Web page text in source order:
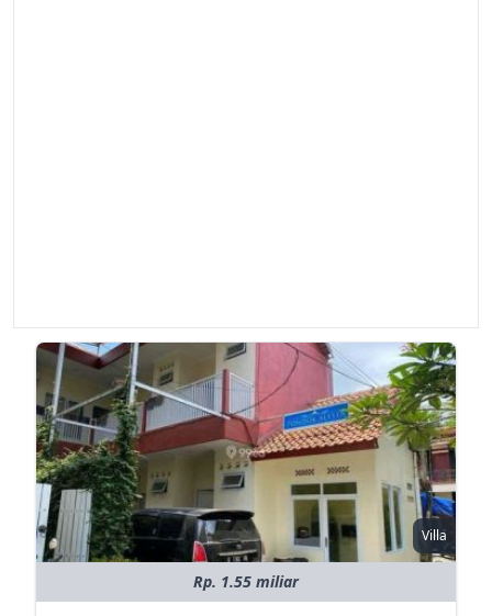
Villa
Rp. 1.55 miliar